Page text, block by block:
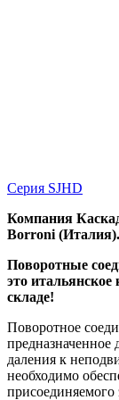
Серия SJHD
Компания
Borroni (Италия).
Поворотные
это итальянское
складе!
Поворотное
предназначенное
даления к
необходимо
присоединяемого